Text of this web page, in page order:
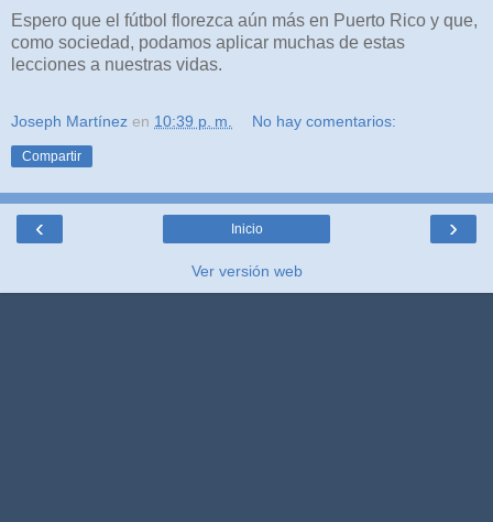
Espero que el fútbol florezca aún más en Puerto Rico y que,
como sociedad, podamos aplicar muchas de estas
lecciones a nuestras vidas.
Joseph Martínez en 10:39 p. m. No hay comentarios:
Compartir
‹ ›
Inicio
Ver versión web